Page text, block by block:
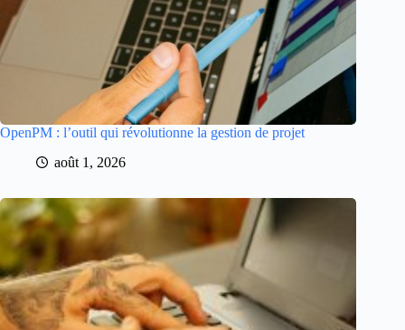
OpenPM : l’outil qui révolutionne la gestion de projet
août 1, 2026